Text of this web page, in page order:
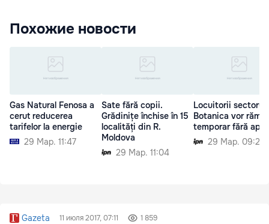
Похожие новости
Gas Natural Fenosa a
cerut reducerea
tarifelor la energie
29 Мар. 11:47
Sate fără copii.
Grădinițe închise în 15
localități din R.
Moldova
29 Мар. 11:04
Locuitorii
Botanica vor
temporar fără apă
29 Мар. 09:20
Gazeta 11 июля 2017, 07:11 1 859